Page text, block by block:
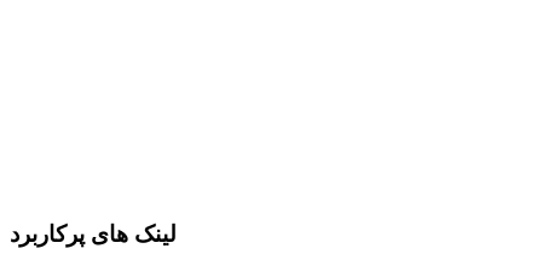
لینک های پرکاربرد